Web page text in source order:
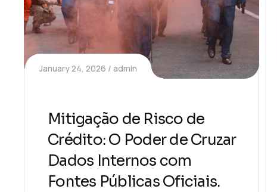
January 24, 2026 admin
Mitigação de Risco de
Crédito: O Poder de Cruzar
Dados Internos com
Fontes Públicas Oficiais.